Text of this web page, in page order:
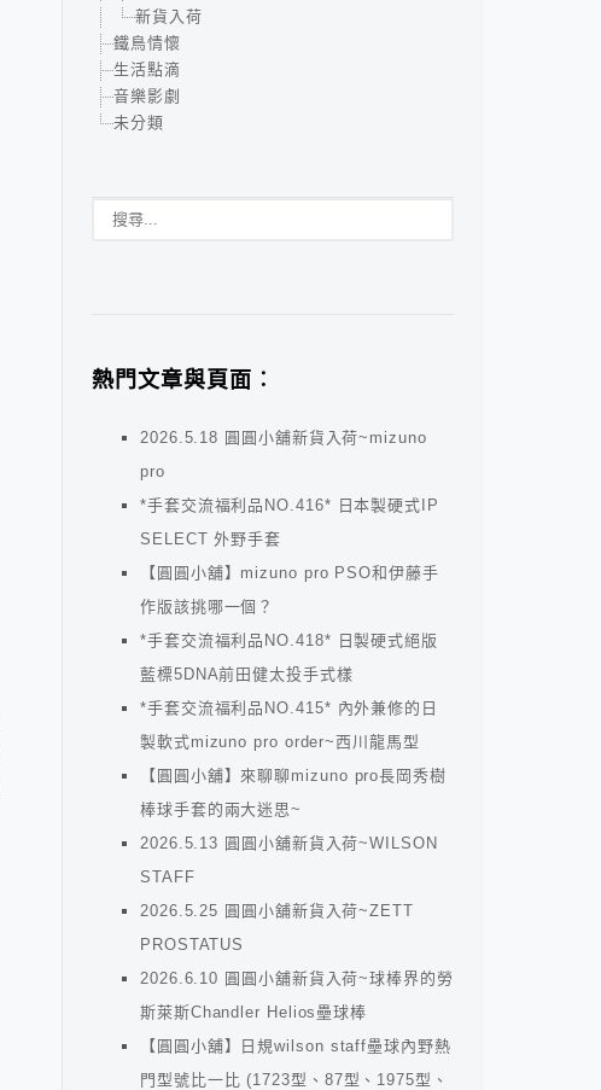
新貨入荷
鐵鳥情懷
生活點滴
音樂影劇
未分類
熱門文章與頁面︰
2026.5.18 圓圓小舖新貨入荷~mizuno
pro
*手套交流福利品NO.416* 日本製硬式IP
SELECT 外野手套
【圓圓小舖】mizuno pro PSO和伊藤手
作版該挑哪一個？
*手套交流福利品NO.418* 日製硬式絕版
藍標5DNA前田健太投手式樣
*手套交流福利品NO.415* 內外兼修的日
製軟式mizuno pro order~西川龍馬型
【圓圓小舖】來聊聊mizuno pro長岡秀樹
棒球手套的兩大迷思~
2026.5.13 圓圓小舖新貨入荷~WILSON
STAFF
2026.5.25 圓圓小舖新貨入荷~ZETT
PROSTATUS
2026.6.10 圓圓小舖新貨入荷~球棒界的勞
斯萊斯Chandler Helios壘球棒
【圓圓小舖】日規wilson staff壘球內野熱
門型號比一比 (1723型、87型、1975型、